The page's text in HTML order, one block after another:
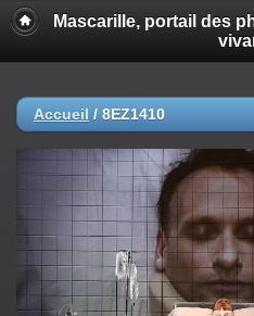
Mascarille, portail des
Accueil / 8EZ1410